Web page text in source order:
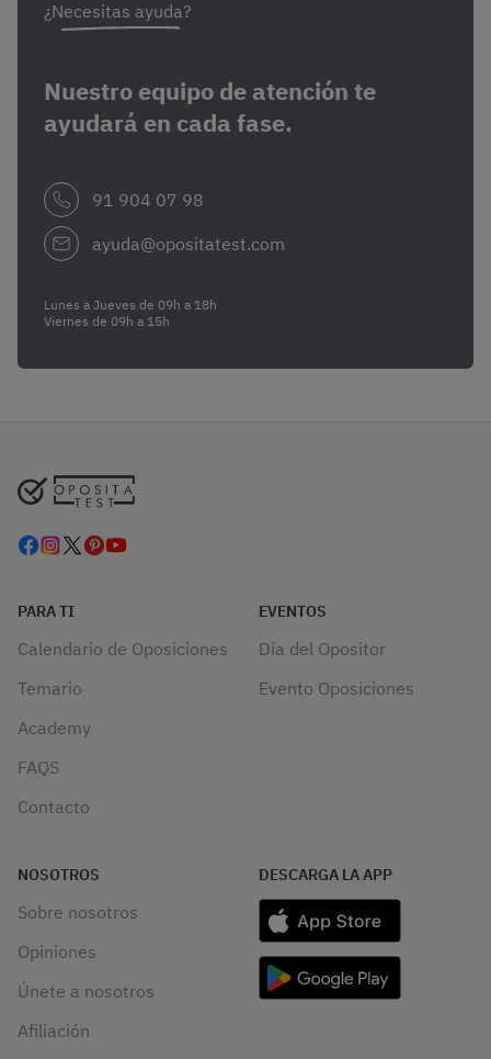
¿Necesitas ayuda?
Nuestro equipo de atención te
ayudará en cada fase.
91 904 07 98
ayuda@opositatest.com
Lunes a Jueves de 09h a 18h
Viernes de 09h a 15h